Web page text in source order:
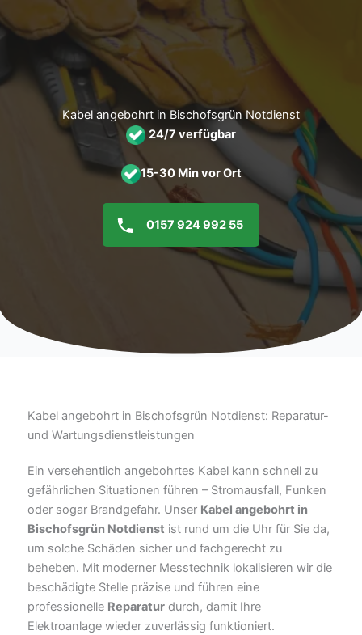
Inhalt
Kabel angebohrt in Bischofsgrün Notdienst
24/7 verfügbar
15-30 Min vor Ort
0157 924 992 55
Kabel angebohrt in Bischofsgrün Notdienst: Reparatur-
und Wartungsdienstleistungen
Ein versehentlich angebohrtes Kabel kann schnell zu
gefährlichen Situationen führen – Stromausfall, Funken
oder sogar Brandgefahr. Unser Kabel angebohrt in
Bischofsgrün Notdienst ist rund um die Uhr für Sie da,
um solche Schäden sicher und fachgerecht zu
beheben. Mit moderner Messtechnik lokalisieren wir die
beschädigte Stelle präzise und führen eine
professionelle Reparatur durch, damit Ihre
Elektroanlage wieder zuverlässig funktioniert.